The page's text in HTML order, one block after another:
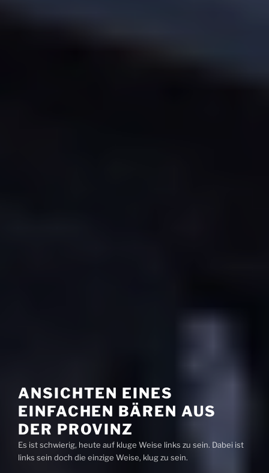
ANSICHTEN EINES
EINFACHEN BÄREN AUS
DER PROVINZ
Es ist schwierig, heute auf kluge Weise links zu sein. Dabei ist
links sein doch die einzige Weise, klug zu sein.